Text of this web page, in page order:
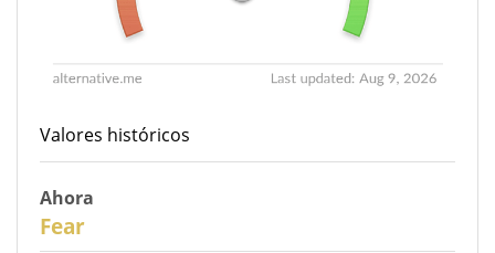
Valores históricos
Ahora
Fear